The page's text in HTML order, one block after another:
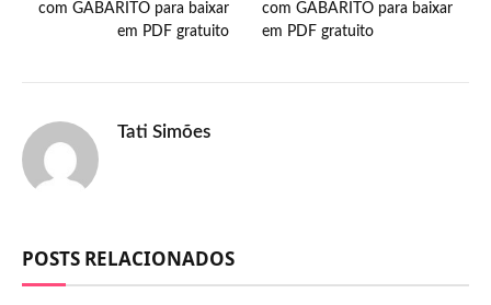
com GABARITO para baixar
em PDF gratuito
com GABARITO para baixar
em PDF gratuito
Tati Simões
POSTS RELACIONADOS